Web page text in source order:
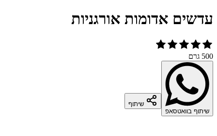
עדשים אדומות אורגניות
500 גרם
שיתוף בוואטסאפ
שיתוף